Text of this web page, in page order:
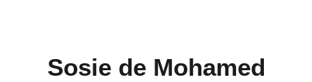
Sosie de Mohamed